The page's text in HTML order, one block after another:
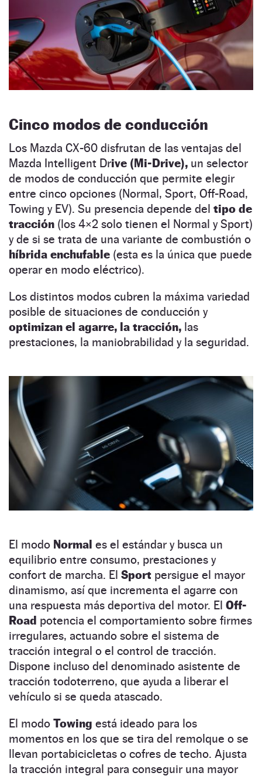
Cinco modos de conducción
Los Mazda CX-60 disfrutan de las ventajas del
Mazda Intelligent Drive (Mi-Drive), un selector
de modos de conducción que permite elegir
entre cinco opciones (Normal, Sport, Off-Road,
Towing y EV). Su presencia depende del tipo de
tracción (los 4×2 solo tienen el Normal y Sport)
y de si se trata de una variante de combustión o
híbrida enchufable (esta es la única que puede
operar en modo eléctrico).
Los distintos modos cubren la máxima variedad
posible de situaciones de conducción y
optimizan el agarre, la tracción, las
prestaciones, la maniobrabilidad y la seguridad.
El modo Normal es el estándar y busca un
equilibrio entre consumo, prestaciones y
confort de marcha. El Sport persigue el mayor
dinamismo, así que incrementa el agarre con
una respuesta más deportiva del motor. El Off-
Road potencia el comportamiento sobre firmes
irregulares, actuando sobre el sistema de
tracción integral o el control de tracción.
Dispone incluso del denominado asistente de
tracción todoterreno, que ayuda a liberar el
vehículo si se queda atascado.
El modo Towing está ideado para los
momentos en los que se tira del remolque o se
llevan portabicicletas o cofres de techo. Ajusta
la tracción integral para conseguir una mayor